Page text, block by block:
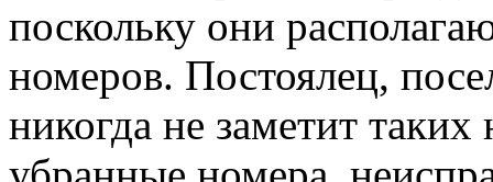
поскольку они
номеров. Постоялец,
никогда не заметит